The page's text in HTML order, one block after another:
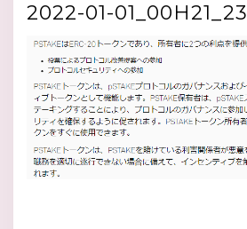
2022-01-01_00H21_23